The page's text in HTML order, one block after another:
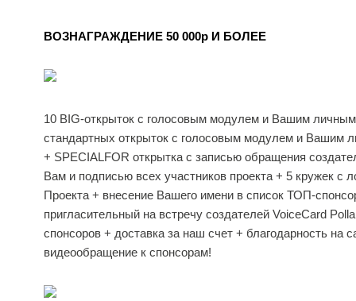
ВОЗНАГРАЖДЕНИЕ 50 000p И БОЛЕЕ
10 BIG-открыток с голосовым модулем и Вашим
стандартных открыток с голосовым модулем и Вашим
+ SPECIALFOR открытка с записью обращения
Вам и подписью всех участников проекта + 5 кружек с
Проекта + внесение Вашего имени в список ТОП-
пригласительный на встречу создателей VoiceCard
спонсоров + доставка за наш счет + благодарность на
видеообращение к спонсорам!